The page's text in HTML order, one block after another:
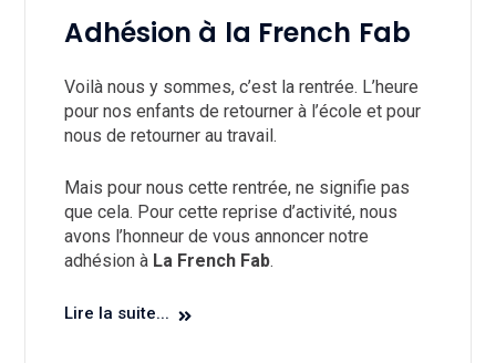
Adhésion à la French Fab
Voilà nous y sommes, c’est la rentrée. L’heure
pour nos enfants de retourner à l’école et pour
nous de retourner au travail.
Mais pour nous cette rentrée, ne signifie pas
que cela. Pour cette reprise d’activité, nous
avons l’honneur de vous annoncer notre
adhésion à La French Fab.
Lire la suite...